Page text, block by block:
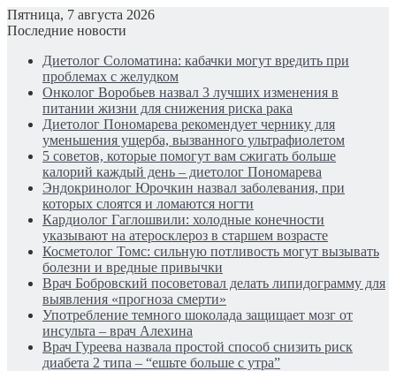
Пятница, 7 августа 2026
Последние новости
Диетолог Соломатина: кабачки могут вредить при
проблемах с желудком
Онколог Воробьев назвал 3 лучших изменения в
питании жизни для снижения риска рака
Диетолог Пономарева рекомендует чернику для
уменьшения ущерба, вызванного ультрафиолетом
5 советов, которые помогут вам сжигать больше
калорий каждый день – диетолог Пономарева
Эндокринолог Юрочкин назвал заболевания, при
которых слоятся и ломаются ногти
Кардиолог Гаглошвили: холодные конечности
указывают на атеросклероз в старшем возрасте
Косметолог Томс: сильную потливость могут вызывать
болезни и вредные привычки
Врач Бобровский посоветовал делать липидограмму для
выявления «прогноза смерти»
Употребление темного шоколада защищает мозг от
инсульта – врач Алехина
Врач Гуреева назвала простой способ снизить риск
диабета 2 типа – “ешьте больше с утра”